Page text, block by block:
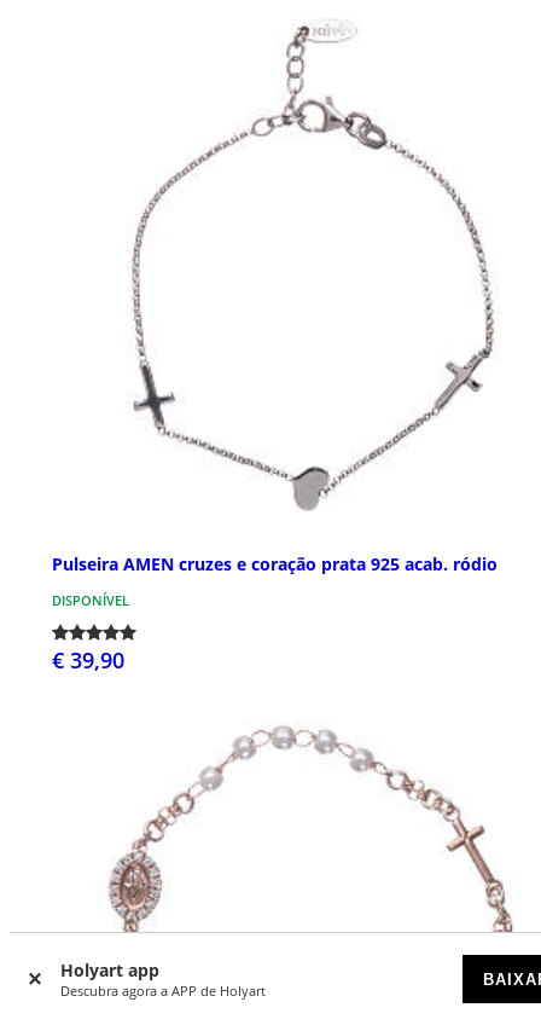
Holyart app
Descubra agora a APP de Holyart
Pulseira AMEN cruzes e coração prata 925 acab. ródio
DISPONÍVEL
€ 39,90